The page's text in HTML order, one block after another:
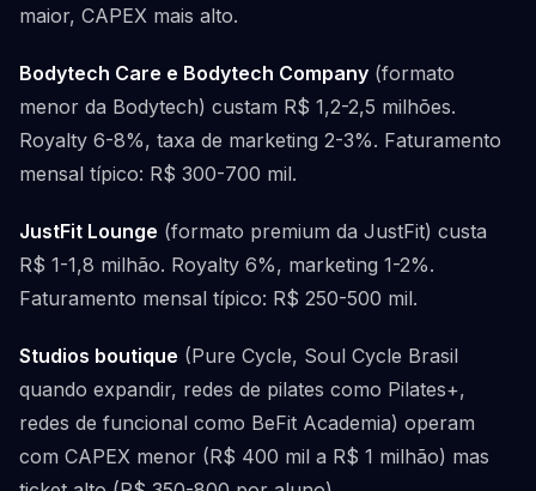
maior, CAPEX mais alto.
Bodytech Care e Bodytech Company (formato
menor da Bodytech) custam R$ 1,2-2,5 milhões.
Royalty 6-8%, taxa de marketing 2-3%. Faturamento
mensal típico: R$ 300-700 mil.
JustFit Lounge (formato premium da JustFit) custa
R$ 1-1,8 milhão. Royalty 6%, marketing 1-2%.
Faturamento mensal típico: R$ 250-500 mil.
Studios boutique (Pure Cycle, Soul Cycle Brasil
quando expandir, redes de pilates como Pilates+,
redes de funcional como BeFit Academia) operam
com CAPEX menor (R$ 400 mil a R$ 1 milhão) mas